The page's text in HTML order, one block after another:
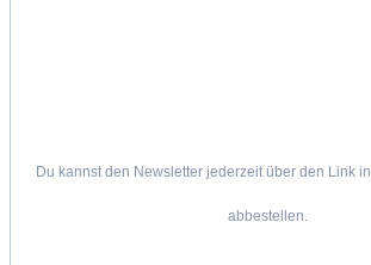
Du kannst den Newsletter jederzeit über den Link
abbestellen.